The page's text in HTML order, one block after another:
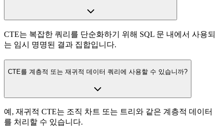
CTE는 복잡한 쿼리를 단순화하기 위해 SQL 문 내에서 사용되
는 임시 명명된 결과 집합입니다.
CTE를 계층적 또는 재귀적 데이터 쿼리에 사용할 수 있습니까?
예, 재귀적 CTE는 조직 차트 또는 트리와 같은 계층적 데이터
를 처리할 수 있습니다.